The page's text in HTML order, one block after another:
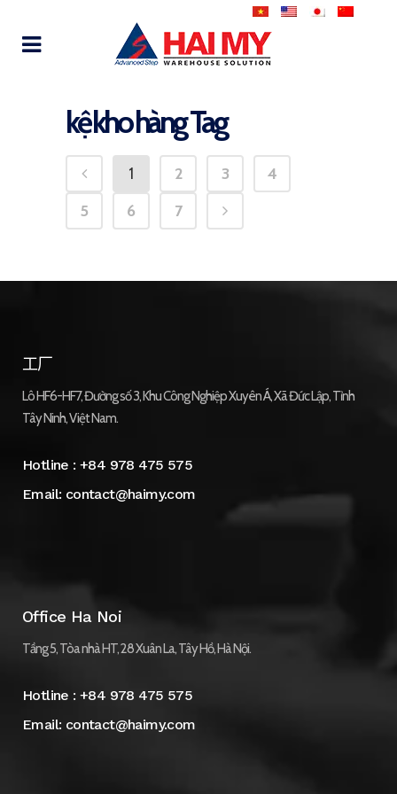
kệ kho hàng Tag
1 2 3
4
5
6 7
工厂
Lô HF6-HF7, Đường số 3, Khu Công Nghiệp Xuyên Á, Xã Đức Lập, Tỉnh
Tây Ninh, Việt Nam.
Hotline :+84 978 475 575
Email: contact@haimy.com
Office Ha Noi
Tầng 5, Tòa nhà HT, 28 Xuân La, Tây Hồ, Hà Nội.
Hotline :+84 978 475 575
Email: contact@haimy.com